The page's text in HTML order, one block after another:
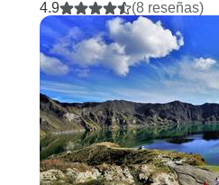
4.9 (8 reseñas)